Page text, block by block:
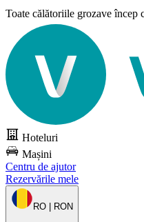
Toate călătoriile grozaveîncep
Hoteluri
Mașini
Centru de ajutor
Rezervările mele
RO | RON